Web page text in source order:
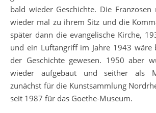
bald wieder Geschichte. Die
wieder mal zu ihrem Sitz und die
später dann die evangelische Kirche,
und ein Luftangriff im Jahre 1943 wäre
der Geschichte gewesen. 1950 aber
wieder aufgebaut und seither als
zunächst für die Kunstsammlung
seit 1987 für das Goethe-Museum.